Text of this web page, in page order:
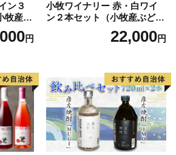
ン３
牧産ぶ
円
小牧ワイナリー 赤・白ワイ
ン２本セット（小牧産ぶどう
22,000円